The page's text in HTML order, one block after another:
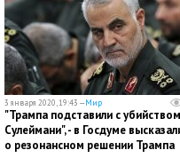
3 января 2020, 19:43 —Мир
"Трампа подставили с убийством
Сулеймани", - в Госдуме
о резонансном решении Трампа